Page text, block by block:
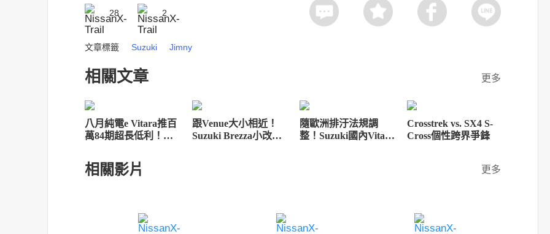
28 2
文章標籤 Suzuki Jimny
相關文章 更多
八月純電e Vitara推百
萬84期超長低利！
碼抽豪華郵輪
跟Venue大小相近！
Suzuki Brezza小改更
隨歐洲排汙法規調
整！Suzuki國內Vitara
Crosstrek vs. SX4 S-
Cross個性跨界爭鋒
相關影片 更多